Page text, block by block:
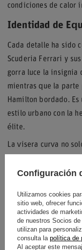
condiciones de calor
Identidad de
Cada detalle ha sido
Scuderia Ferrari y
gorra luce la insignia
mientras que la parte
Hamilton bordado.
estilo urbano con la
élite.
La visera curva no
eficaz contra el
a diferentes tamaños
durante todo el día
Configuración
Utilizamos cookies
sitio web, ofrecer
actividades de
de nuestros Socios
utilizan para
consulta la política de
Al aceptar este